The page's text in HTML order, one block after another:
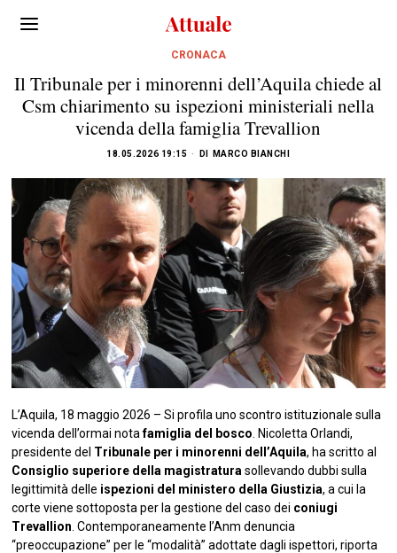
CRONACA
Il Tribunale per i minorenni dell’Aquila chiede al
Csm chiarimento su ispezioni ministeriali nella
vicenda della famiglia Trevallion
18.05.2026 19:15 DI MARCO BIANCHI
L’Aquila, 18 maggio 2026 – Si profila uno scontro istituzionale sulla
vicenda dell’ormai notafamiglia del bosco . Nicoletta Orlandi,
presidente del Tribunale per i minorenni dell’Aquila, ha scritto al
Consiglio superiore della magistratura sollevando dubbi sulla
legittimità delle ispezioni del ministero della Giustizia, a cui la
corte viene sottoposta per la gestione del caso dei coniugi
Trevallion . Contemporaneamente l’Anm denuncia
“preoccupazione” per le “modalità” adottate dagli ispettori, riporta